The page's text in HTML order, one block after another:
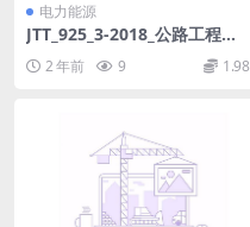
电力能源
JTT_925_3-2018_公路工程土
工合成材料土工格栅_第3部分_
纤塑格栅.pdf
2 年前 9 1.98